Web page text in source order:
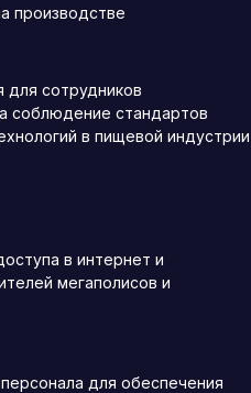
производстве
сотрудников
соблюдение стандартов
в пищевой индустрии
в интернет и
мегаполисов и
для обеспечения